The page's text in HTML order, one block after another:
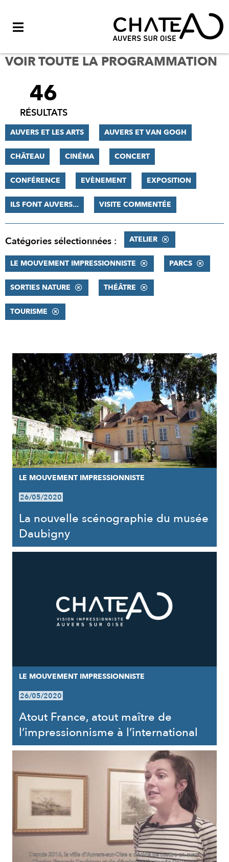
VOIR TOUTE LA PROGRAMMATION
FILTRER
RÉSULTATS
46
RÉSULTATS
AUVERS ET LES ARTS AUVERS ET VAN GOGH
CHÂTEAU CINÉMA CONCERT
CONFÉRENCE EVÈNEMENT EXPOSITION
ILS FONT AUVERS... VISITE COMMENTÉE
Catégories sélectionnées : ATELIER
LE MOUVEMENT IMPRESSIONNISTE PARCS
SORTIES NATURE THÉÂTRE
TOURISME
RÉSULTATS
LE MOUVEMENT IMPRESSIONNISTE
26/05/2020
La nouvelle scénographie du musée
Daubigny
LE MOUVEMENT IMPRESSIONNISTE
26/05/2020
Atout France, atout maître de
l’impressionnisme à l’international